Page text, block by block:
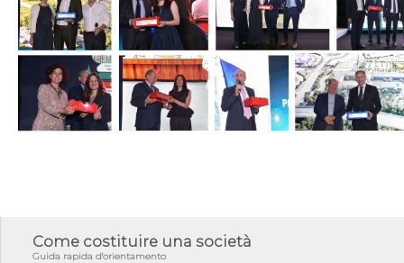
Come costituire una società
Guida rapida d'orientamento